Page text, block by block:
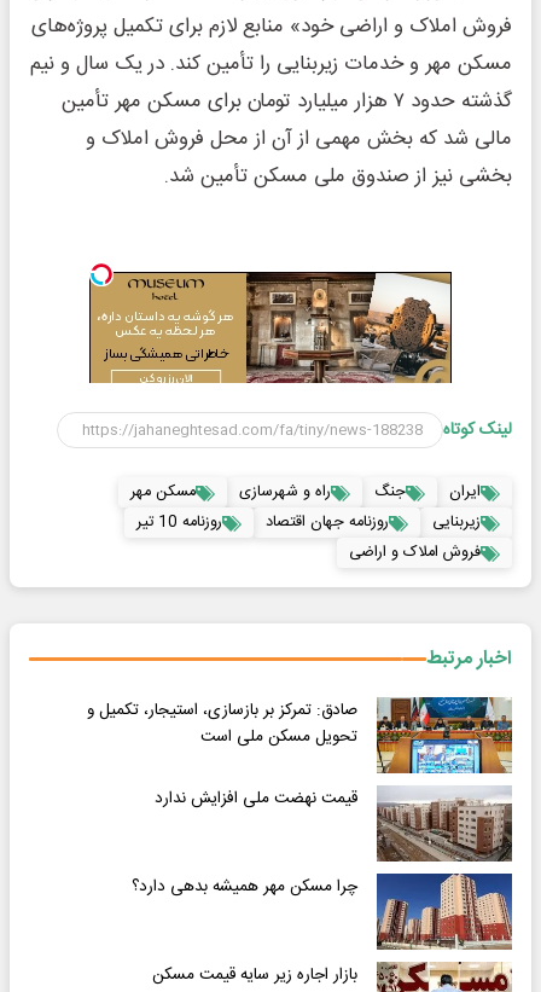
فروش املاک و اراضی خود» منابع لازم برای تکمیل پروژه‌های
مسکن مهر و خدمات زیربنایی را تأمین کند. در یک سال و نیم
گذشته حدود ۷ هزار میلیارد تومان برای مسکن مهر تأمین
مالی شد که بخش مهمی از آن از محل فروش املاک و
بخشی نیز از صندوق ملی مسکن تأمین شد.
لینک کوتاه
ایران جنگ راه و شهرسازی
مسکن مهر
زیربنایی
روزنامه جهان اقتصاد
روزنامه 10 تیر
فروش املاک و اراضی
اخبار مرتبط
صادق: تمرکز بر بازسازی، استیجار، تکمیل و
تحویل مسکن ملی است
قیمت نهضت ملی افزایش ندارد
چرا مسکن مهر همیشه بدهی دارد؟
بازار اجاره زیر سایه قیمت مسکن